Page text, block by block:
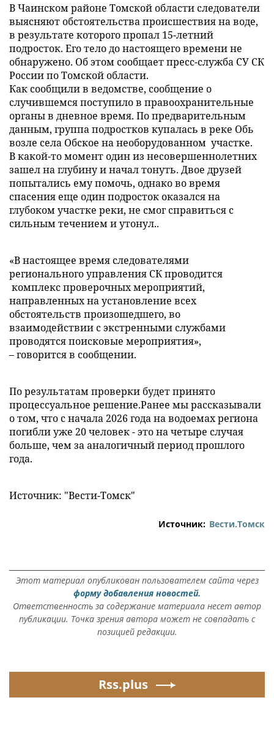
В Чаинском районе Томской области следователи
выясняют обстоятельства происшествия на воде,
в результате которого пропал 15-летний
подросток. Его тело до настоящего времени не
обнаружено. Об этом сообщает пресс-служба СУ СК
России по Томской области.
Как сообщили в ведомстве, сообщение о
случившемся поступило в правоохранительные
органы в дневное время. По предварительным
данным, группа подростков купалась в реке Обь
возле села Обское на необорудованном участке.
В какой-то момент один из несовершеннолетних
зашел на глубину и начал тонуть. Двое друзей
попытались ему помочь, однако во время
спасения еще один подросток оказался на
глубоком участке реки, не смог справиться с
сильным течением и утонул..
«В настоящее время следователями
регионального управления СК проводится
комплекс проверочных мероприятий,
направленных на установление всех
обстоятельств произошедшего, во
взаимодействии с экстренными службами
проводятся поисковые мероприятия»,
– говорится в сообщении.
По результатам проверки будет принято
процессуальное решение.Ранее мы рассказывали
о том, что с начала 2026 года на водоемах региона
погибли уже 20 человек - это на четыре случая
больше, чем за аналогичный период прошлого
года.
Источник: "Вести-Томск"
Источник: Вести.Томск
Этот материал опубликован пользователем сайта через
форму добавления новостей.
Ответственность за содержание материала несет автор
публикации. Точка зрения автора может не совпадать с
позицией редакции.
Rss.plus